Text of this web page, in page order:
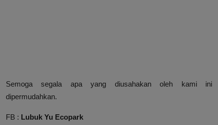
Semoga segala apa yang diusahakan oleh kami ini
dipermudahkan.
FB : Lubuk Yu Ecopark